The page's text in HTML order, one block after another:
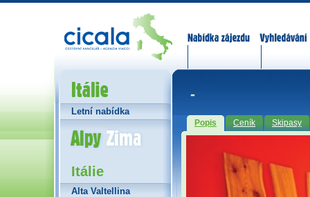
-
Popis Ceník Skipasy
Itálie
Letní nabídka
Alpy Zima
Itálie
Alta Valtellina